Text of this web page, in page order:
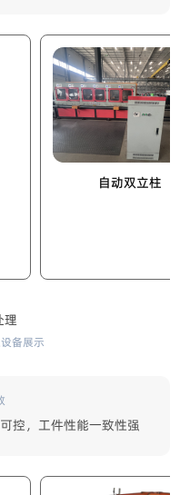
自动双立柱
理
备展示
控，工件性能一致性强